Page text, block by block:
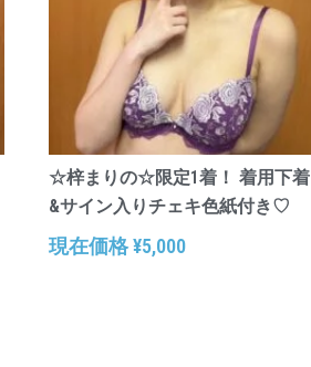
☆梓まりの☆限定1着！ 着用下着
&サイン入りチェキ色紙付き♡
現在価格¥5,000